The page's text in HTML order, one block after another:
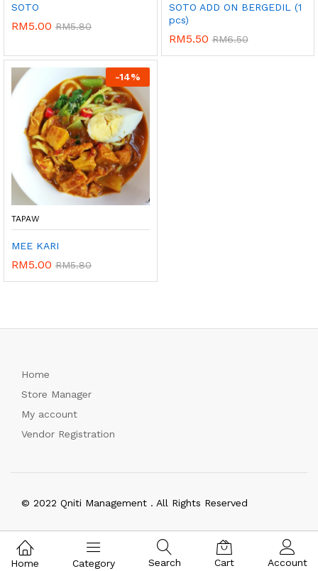
SOTO
RM5.00 RM5.80
SOTO ADD ON BERGEDIL (1
pcs)
RM5.50 RM6.50
-14%
TAPAW
MEE KARI
RM5.00 RM5.80
Home
Store Manager
My account
Vendor Registration
© 2022 Qniti Management . All Rights Reserved
Home Category Search Cart Account